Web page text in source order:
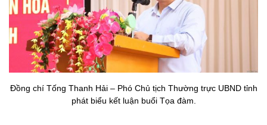
Đồng chí Tống Thanh Hải – Phó Chủ tịch Thường trực UBND tỉnh
phát biểu kết luận buổi Tọa đàm.